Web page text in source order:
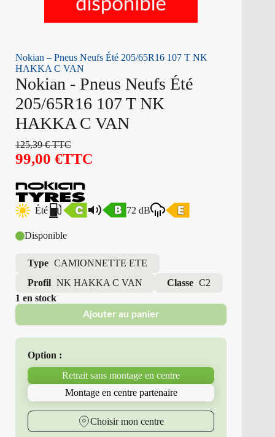
Nokian – Pneus Neufs Été 205/65R16 107 T NK
HAKKA C VAN
Nokian - Pneus Neufs Été
205/65R16 107 T NK
HAKKA C VAN
125,39€TTC
99,00 €TTC
Été 72 dB
Disponible
Type CAMIONNETTE ETE
Profil NK HAKKA C VAN Classe C2
1 en stock
Ajouter au panier
Option :
Retrait sans montage en centre
Montage en centre partenaire
Choisir mon centre